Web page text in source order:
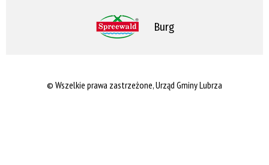
Burg
© Wszelkie prawa zastrzeżone, Urząd Gminy Lubrza